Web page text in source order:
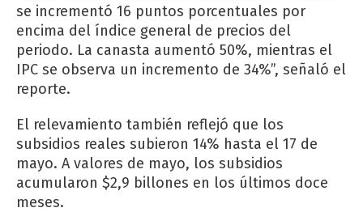
se incrementó 16 puntos porcentuales por
encima del índice general de precios del
periodo. La canasta aumentó 50%, mientras el
IPC se observa un incremento de 34%”, señaló el
reporte.
El relevamiento también reflejó que los
subsidios reales subieron 14% hasta el 17 de
mayo. A valores de mayo, los subsidios
acumularon $2,9 billones en los últimos doce
meses.